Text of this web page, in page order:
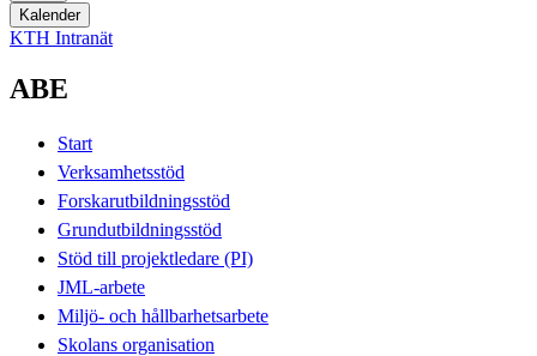
Kalender
KTH Intranät
ABE
Start
Verksamhetsstöd
Forskarutbildningsstöd
Grundutbildningsstöd
Stöd till projektledare (PI)
JML-arbete
Miljö- och hållbarhetsarbete
Skolans organisation